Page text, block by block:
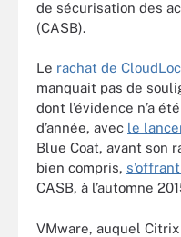
de sécurisation des
(CASB).
Le rachat de
manquait pas de
dont l’évidence n’a
d’année, avec le
Blue Coat, avant son
bien compris,
CASB, à l’automne
VMware, auquel